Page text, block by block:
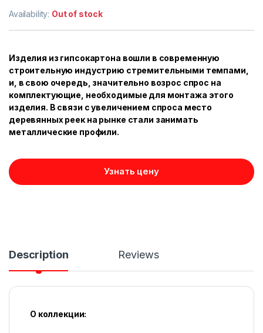
Availability: Out of stock
Изделия из гипсокартона вошли в современную
строительную индустрию стремительными темпами,
и, в свою очередь, значительно возрос спрос на
комплектующие, необходимые для монтажа этого
изделия. В связи с увеличением спроса место
деревянных реек на рынке стали занимать
металлические профили.
Узнать цену
Description Reviews
О коллекции: